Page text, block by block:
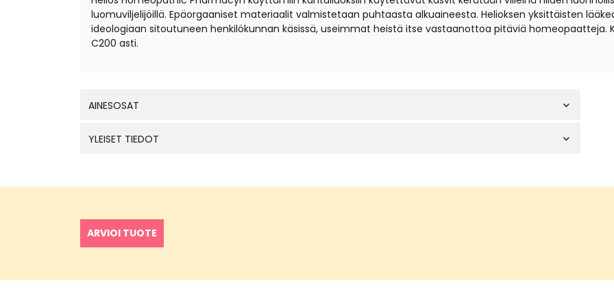
luomuviljelijöillä. Epäorgaaniset materiaalit valmistetaan puhtaasta alkuaineesta. Helioksen yksittäisten
ideologiaan sitoutuneen henkilökunnan käsissä, useimmat heistä itse vastaanottoa pitäviä
C200 asti.
AINESOSAT
YLEISET TIEDOT
ARVIOI TUOTE